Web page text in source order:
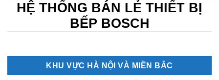
HỆ THỐNG BÁN LẺ THIẾT BỊ
BẾP BOSCH
KHU VỰC HÀ NỘI VÀ MIỀN BẮC